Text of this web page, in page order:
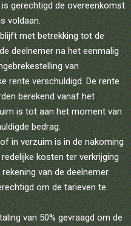
gerechtigd de overeenkomst
voldaan.
met betrekking tot de
deelnemer na het eenmalig
van
rente verschuldigd. De rente
berekend vanaf het
is tot aan het moment van
bedrag.
in verzuim is in de nakoming
kosten ter verkrijging
van de deelnemer.
om de tarieven te
van 50% gevraagd om de